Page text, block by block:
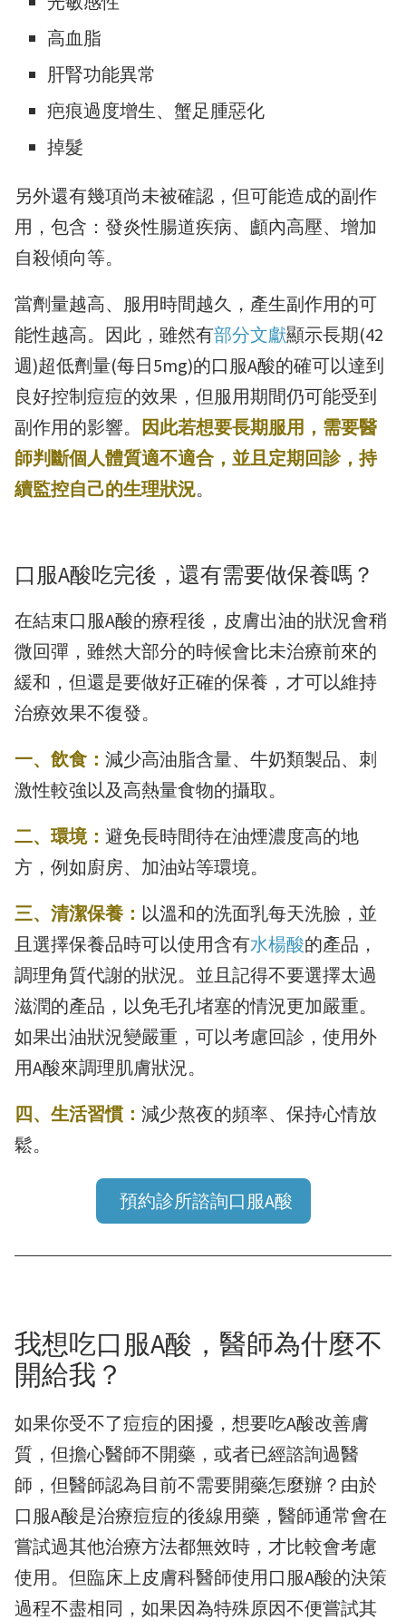
高血脂
肝腎功能異常
疤痕過度增生、蟹足腫惡化
掉髮
另外還有幾項尚未被確認，但可能造成的副作
用，包含：發炎性腸道疾病、顱內高壓、增加
自殺傾向等。
當劑量越高、服用時間越久，產生副作用的可
能性越高。因此，雖然有部分文獻顯示長期(42
週)超低劑量(每日5mg)的口服A酸的確可以達到
良好控制痘痘的效果，但服用期間仍可能受到
副作用的影響。 因此若想要長期服用，需要醫
師判斷個人體質適不適合，並且定期回診，持
續監控自己的生理狀況。
口服A酸吃完後，還有需要做保養嗎？
在結束口服A酸的療程後，皮膚出油的狀況會稍
微回彈，雖然大部分的時候會比未治療前來的
緩和，但還是要做好正確的保養，才可以維持
治療效果不復發。
一、飲食： 減少高油脂含量、牛奶類製品、刺
激性較強以及高熱量食物的攝取。
二、環境： 避免長時間待在油煙濃度高的地
方，例如廚房、加油站等環境。
三、清潔保養： 以溫和的洗面乳每天洗臉，並
且選擇保養品時可以使用含有水楊酸的產品，
調理角質代謝的狀況。並且記得不要選擇太過
滋潤的產品，以免毛孔堵塞的情況更加嚴重。
如果出油狀況變嚴重，可以考慮回診，使用外
用A酸來調理肌膚狀況。
四、生活習慣： 減少熬夜的頻率、保持心情放
鬆。
預約診所諮詢口服A酸
我想吃口服A酸，醫師為什麼不
開給我？
如果你受不了痘痘的困擾，想要吃A酸改善膚
質，但擔心醫師不開藥，或者已經諮詢過醫
師，但醫師認為目前不需要開藥怎麼辦？由於
口服A酸是治療痘痘的後線用藥，醫師通常會在
嘗試過其他治療方法都無效時，才比較會考慮
使用。但臨床上皮膚科醫師使用口服A酸的決策
過程不盡相同，如果因為特殊原因不便嘗試其